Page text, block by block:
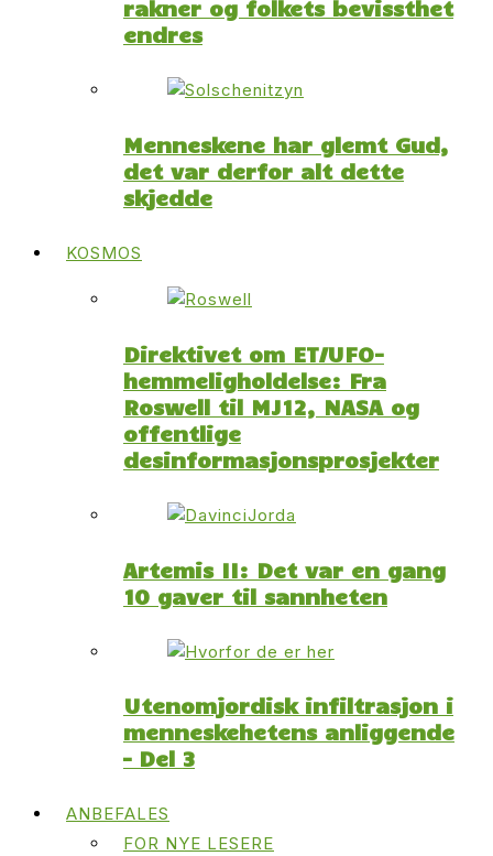
rakner og folkets bevissthet
endres
Menneskene har glemt Gud,
det var derfor alt dette
skjedde
KOSMOS
Direktivet om ET/UFO-
hemmeligholdelse: Fra
Roswell til MJ12, NASA og
offentlige
desinformasjonsprosjekter
Artemis II: Det var en gang
10 gaver til sannheten
Utenomjordisk infiltrasjon i
menneskehetens anliggende
– Del 3
ANBEFALES
FOR NYE LESERE